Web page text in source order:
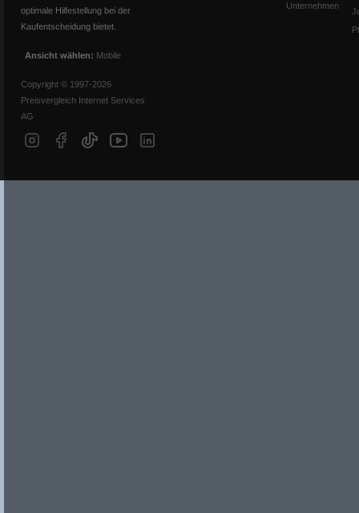
optimale Hilfestellung bei der
Kaufentscheidung bietet.
Ansicht wählen: Mobile
Copyright © 1997-2026
Preisvergleich Internet Services
AG
Unternehmen